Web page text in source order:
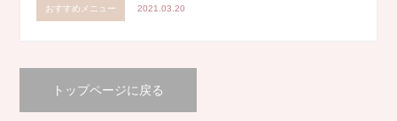
おすすめメニュー 2021.03.20
トップページに戻る